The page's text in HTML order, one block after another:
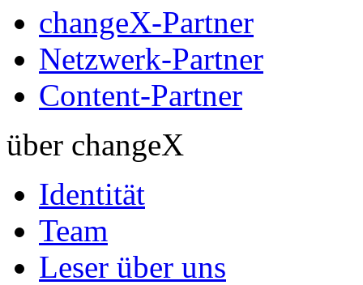
changeX-Partner
Netzwerk-Partner
Content-Partner
über changeX
Identität
Team
Leser über uns